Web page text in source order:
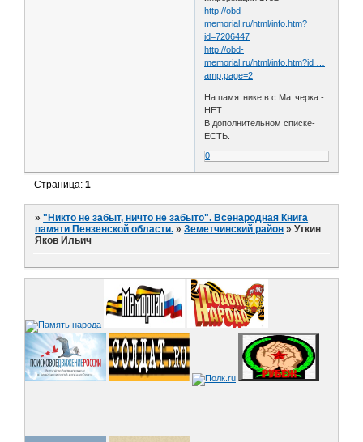
http://obd-
memorial.ru/html/info.htm?
id=7206447
http://obd-
memorial.ru/html/info.htm?id …
amp;page=2
На памятнике в с.Матчерка -
НЕТ.
В дополнительном списке-
ЕСТЬ.
0
Страница:1
»"Никто не забыт, ничто не забыто". Всенародная Книга
памяти Пензенской области. »Земетчинский район »Уткин
Яков Ильич